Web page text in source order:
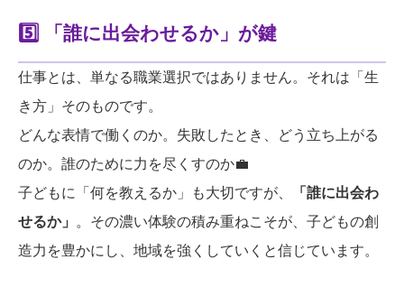
5️⃣ 「誰に出会わせるか」が鍵
仕事とは、単なる職業選択ではありません。それは「生
き方」そのものです。
どんな表情で働くのか。失敗したとき、どう立ち上がる
のか。誰のために力を尽くすのか💼
子どもに「何を教えるか」も大切ですが、
「誰に出会わ
せるか」
。その濃い体験の積み重ねこそが、子どもの創
造力を豊かにし、地域を強くしていくと信じています。